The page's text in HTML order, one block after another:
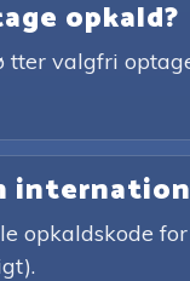
opkald?
tter valgfri
opkaldskode